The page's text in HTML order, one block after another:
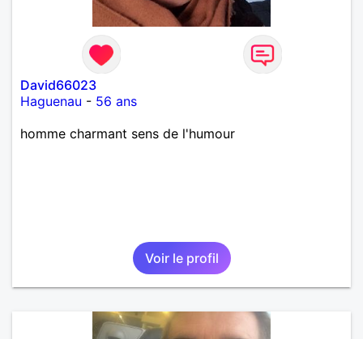
David66023
Haguenau - 56 ans
homme charmant sens de l'humour
Voir le profil